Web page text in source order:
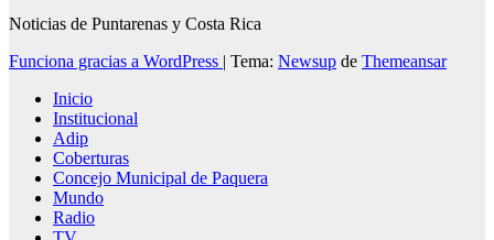
Noticias de Puntarenas y Costa Rica
Funciona gracias a WordPress | Tema: Newsup de Themeansar
Inicio
Institucional
Adip
Coberturas
Concejo Municipal de Paquera
Mundo
Radio